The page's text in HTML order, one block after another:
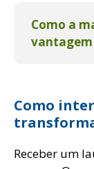
Como a
Como
Receber um